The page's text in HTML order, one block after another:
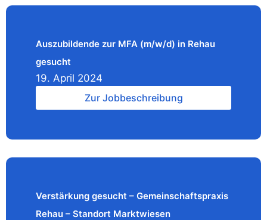
Auszubildende zur MFA (m/w/d) in Rehau
gesucht
19. April 2024
Zur Jobbeschreibung
Verstärkung gesucht – Gemeinschaftspraxis
Rehau – Standort Marktwiesen